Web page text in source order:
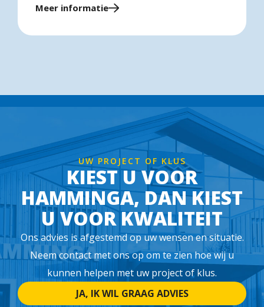
Meer informatie
UW PROJECT OF KLUS
KIEST U VOOR
HAMMINGA, DAN KIEST
U VOOR KWALITEIT
Ons advies is afgestemd op uw wensen en situatie.
Neem contact met ons op om te zien hoe wij u
kunnen helpen met uw project of klus.
JA, IK WIL GRAAG ADVIES